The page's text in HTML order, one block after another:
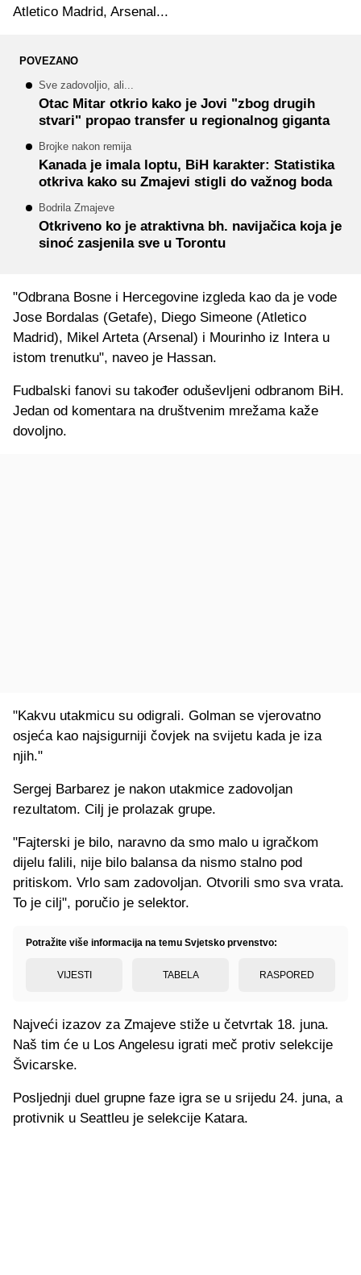
Atletico Madrid, Arsenal...
POVEZANO
Sve zadovoljio, ali...
Otac Mitar otkrio kako je Jovi "zbog drugih
stvari" propao transfer u regionalnog giganta
Brojke nakon remija
Kanada je imala loptu, BiH karakter: Statistika
otkriva kako su Zmajevi stigli do važnog boda
Bodrila Zmajeve
Otkriveno ko je atraktivna bh. navijačica koja je
sinoć zasjenila sve u Torontu
"Odbrana Bosne i Hercegovine izgleda kao da je vode
Jose Bordalas (Getafe), Diego Simeone (Atletico
Madrid), Mikel Arteta (Arsenal) i Mourinho iz Intera u
istom trenutku", naveo je Hassan.
Fudbalski fanovi su također oduševljeni odbranom BiH.
Jedan od komentara na društvenim mrežama kaže
dovoljno.
"Kakvu utakmicu su odigrali. Golman se vjerovatno
osjeća kao najsigurniji čovjek na svijetu kada je iza
njih."
Sergej Barbarez je nakon utakmice zadovoljan
rezultatom. Cilj je prolazak grupe.
"Fajterski je bilo, naravno da smo malo u igračkom
dijelu falili, nije bilo balansa da nismo stalno pod
pritiskom. Vrlo sam zadovoljan. Otvorili smo sva vrata.
To je cilj", poručio je selektor.
Potražite više informacija na temu Svjetsko prvenstvo:
VIJESTI TABELA RASPORED
Najveći izazov za Zmajeve stiže u četvrtak 18. juna.
Naš tim će u Los Angelesu igrati meč protiv selekcije
Švicarske.
Posljednji duel grupne faze igra se u srijedu 24. juna, a
protivnik u Seattleu je selekcije Katara.